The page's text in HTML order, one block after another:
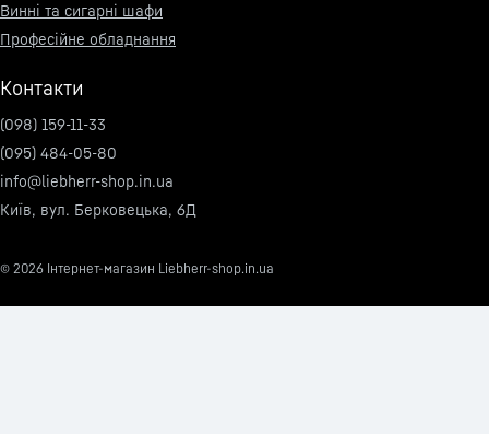
Винні та сигарні шафи
Професійне обладнання
Контакти
(098) 159-11-33
(095) 484-05-80
info@liebherr-shop.in.ua
Київ, вул. Берковецька, 6Д
© 2026 Інтернет-магазин Liebherr-shop.in.ua